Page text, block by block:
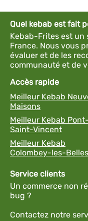
Quel kebab est fait
Kebab-Frites est un
France. Nous vous
évaluer et de les
communauté et de
Accès rapide
Meilleur Kebab
Maisons
Meilleur Kebab Pont-
Saint-Vincent
Meilleur Kebab
Colombey-les-Belles
Service clients
Un commerce non
bug ?
Contactez notre